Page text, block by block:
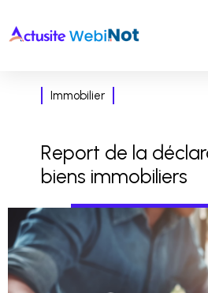
Immobilier
Report de la
biens immobiliers